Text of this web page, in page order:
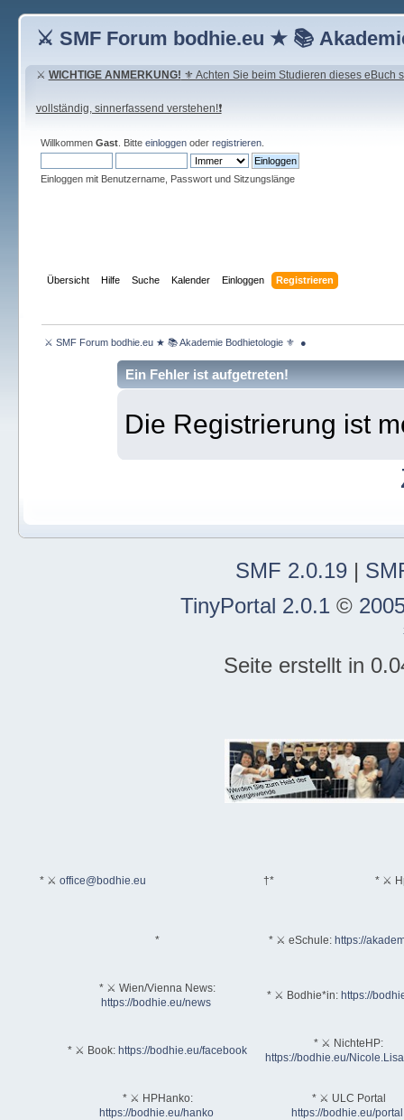
⚔ SMF Forum bodhie.eu ★ 📚
⚔ WICHTIGE ANMERKUNG! ⚜ Achten Sie beim Studieren dieses eBuch
vollständig, sinnerfassend verstehen!❗
Willkommen Gast. Bitte einloggenoder registrieren.
Einloggen mit Benutzername, Passwort und Sitzungslänge
Übersicht Hilfe Suche Kalender Einloggen Registrieren
⚔ SMF Forum bodhie.eu ★ 📚 Akademie Bodhietologie ⚜  ●
Ein Fehler ist aufgetreten!
Die Registrierung ist
SMF 2.0.19|
TinyPortal 2.0.1©
Seite erstellt in
* ⚔ office@bodhie.eu †* * ⚔
* * ⚔ eSchule: https://
* ⚔ Wien/Vienna News:
https://bodhie.eu/news
* ⚔ Bodhie*in: https://
* ⚔ Book: https://bodhie.eu/facebook
* ⚔ NichteHP:
https://bodhie.eu/
* ⚔ HPHanko:
https://bodhie.eu/hanko
* ⚔ ULC Portal
https://bodhie.eu/portal